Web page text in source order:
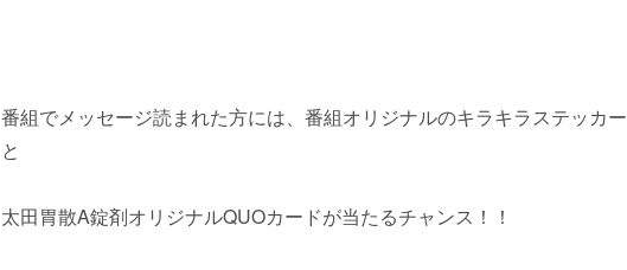
番組でメッセージ読まれた方には、番組オリジナルのキラキラステッカー
と
太田胃散A錠剤オリジナルQUOカードが当たるチャンス！！